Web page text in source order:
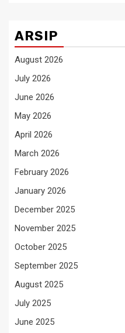
ARSIP
August 2026
July 2026
June 2026
May 2026
April 2026
March 2026
February 2026
January 2026
December 2025
November 2025
October 2025
September 2025
August 2025
July 2025
June 2025